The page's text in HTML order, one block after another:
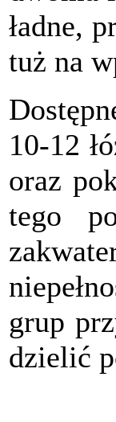
ładne,
tuż na
10-12
oraz
tego
grup
dzielić